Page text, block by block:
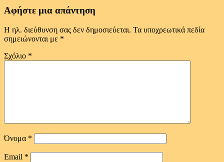
Αφήστε μια απάντηση
Η ηλ. διεύθυνση σας δεν δημοσιεύεται. Τα υποχρεωτικά πεδία
σημειώνονται με *
Σχόλιο *
Όνομα *
Email *